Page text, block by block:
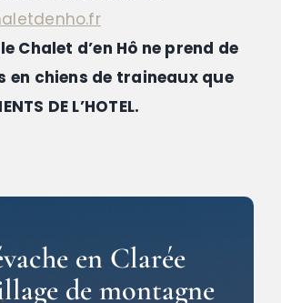
Chalet d’en Hô ne prend de
en chiens de traineaux que
DE L’HOTEL.
en Clarée
de montagne